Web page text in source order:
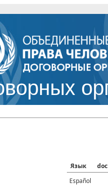
Язык
doc
Español